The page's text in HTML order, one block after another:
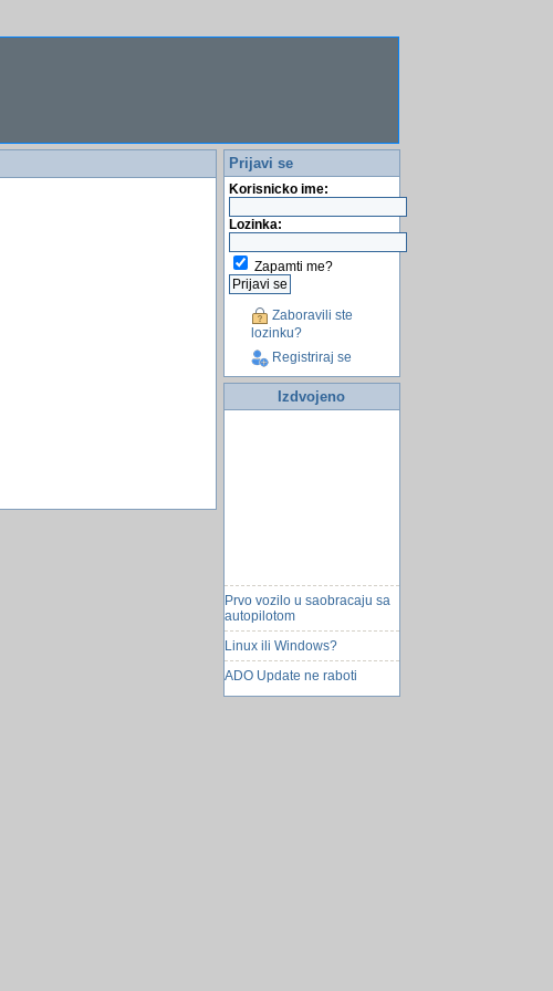
Prijavi se
Korisnicko ime:
Lozinka:
Zapamti me?
Zaboravili ste
lozinku?
Registriraj se
Izdvojeno
Prvo vozilo u saobracaju sa
autopilotom
Linux ili Windows?
ADO Update ne raboti
Prednji branik audi jaje